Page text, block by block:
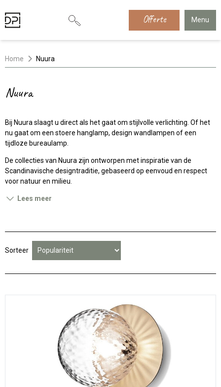
Offerte Menu
Home Nuura
Nuura
Bij Nuura slaagt u direct als het gaat om stijlvolle verlichting. Of het
nu gaat om een stoere hanglamp, design wandlampen of een
tijdloze bureaulamp.
De collecties van Nuura zijn ontworpen met inspiratie van de
Scandinavische designtraditie, gebaseerd op eenvoud en respect
voor natuur en milieu.
Lees meer
Sorteer